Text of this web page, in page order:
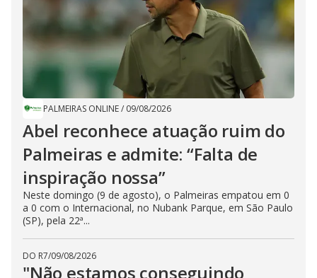
PALMEIRAS ONLINE/ 09/08/2026
Abel reconhece atuação ruim do
Palmeiras e admite: “Falta de
inspiração nossa”
Neste domingo (9 de agosto), o Palmeiras empatou em 0
a 0 com o Internacional, no Nubank Parque, em São Paulo
(SP), pela 22ª...
DO R7/09/08/2026
"Não estamos conseguindo